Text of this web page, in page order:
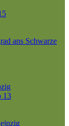
ans Schwarze
13